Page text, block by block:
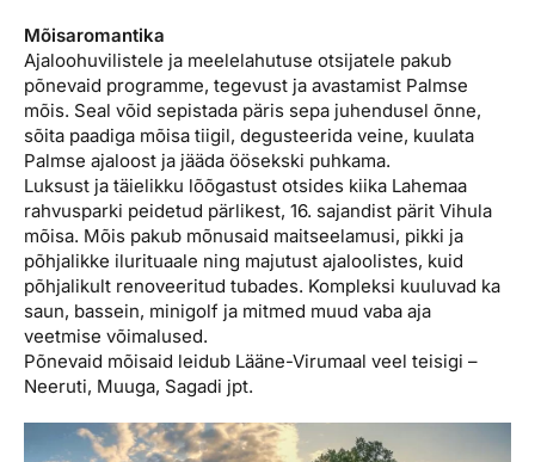
Mõisaromantika
Ajaloohuvilistele ja meelelahutuse otsijatele pakub
põnevaid programme, tegevust ja avastamist Palmse
mõis. Seal võid sepistada päris sepa juhendusel õnne,
sõita paadiga mõisa tiigil, degusteerida veine, kuulata
Palmse ajaloost ja jääda öösekski puhkama.
Luksust ja täielikku lõõgastust otsides kiika Lahemaa
rahvusparki peidetud pärlikest, 16. sajandist pärit Vihula
mõisa. Mõis pakub mõnusaid maitseelamusi, pikki ja
põhjalikke ilurituaale ning majutust ajaloolistes, kuid
põhjalikult renoveeritud tubades. Kompleksi kuuluvad ka
saun, bassein, minigolf ja mitmed muud vaba aja
veetmise võimalused.
Põnevaid mõisaid leidub Lääne-Virumaal veel teisigi –
Neeruti, Muuga, Sagadi jpt.